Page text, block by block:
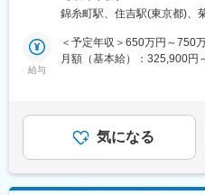
れました。
・産育休後復帰率：100%（
す。）
創業120年以上の確かな歴史
やCT・レントゲンなど幅広
きました。特に歯科用レー
メーカーである同社にて、
医院という空間ごと変えてい
部門を設立し、図面作成を
ます。
・レイアウト図面作成
・イメージＣＧ作成提案
錦糸町駅、住吉駅(東京都)、
給与
＜予定年収＞650万円～750
月額（基本給）：325,900円
与：基本給の4.2ヶ月分支給
額であり、選考を通じて上
固定手当を含めた表記です。
気になる